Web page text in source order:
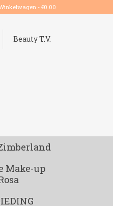
- €0.00
Beauty T.V.
Make-up